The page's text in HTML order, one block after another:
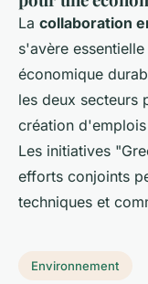
La collaboration
s'avère
économique
les deux secteurs
création
Les initiatives
efforts conjoints
techniques et
Environnement